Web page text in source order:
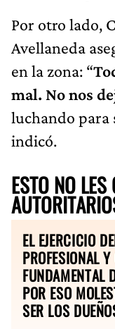
Por otro lado,
Avellaneda
en la zona: “
mal. No nos
luchando para
indicó.
ESTO NO
EL EJERCICIO
PROFESIONAL
FUNDAMENTAL
POR ESO
SER LOS